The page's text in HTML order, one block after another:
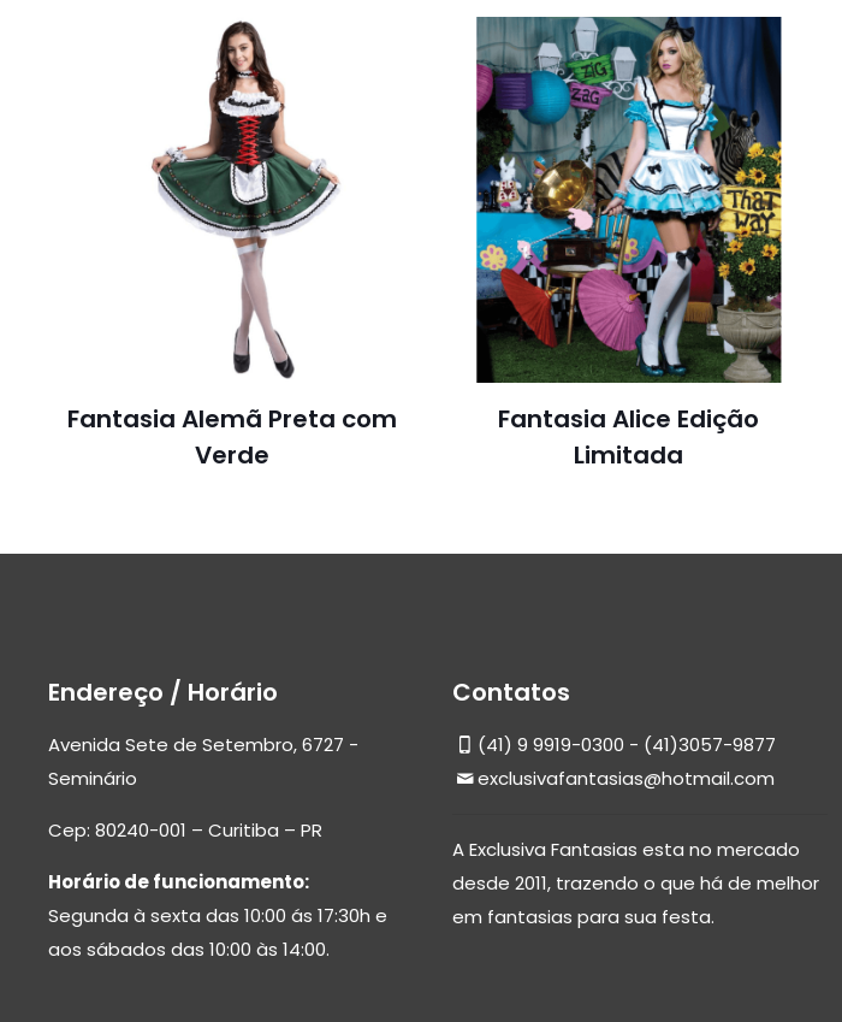
Fantasia Alemã Preta com
Verde
Fantasia Alice Edição
Limitada
Endereço / Horário
Avenida Sete de Setembro, 6727 -
Seminário
Cep: 80240-001 – Curitiba – PR
Horário de funcionamento:
Segunda à sexta das 10:00 ás 17:30h e
aos sábados das 10:00 às 14:00.
Contatos
(41) 9 9919-0300 - (41)3057-9877
exclusivafantasias@hotmail.com
A Exclusiva Fantasias esta no mercado
desde 2011, trazendo o que há de melhor
em fantasias para sua festa.